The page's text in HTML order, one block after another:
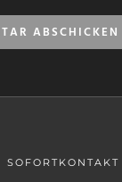
SOFORTKONTAKT